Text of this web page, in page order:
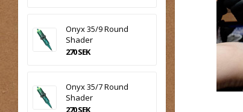
Onyx 35/9 Round
Shader
270 SEK
Onyx 35/7 Round
Shader
270 SEK